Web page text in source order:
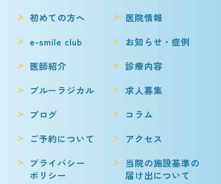
初めての方へ
医院情報
e-smile club
お知らせ・症例
医師紹介
診療内容
ブルーラジカル
求人募集
ブログ
コラム
ご予約について
アクセス
プライバシー
ポリシー
当院の施設基準の
届け出について